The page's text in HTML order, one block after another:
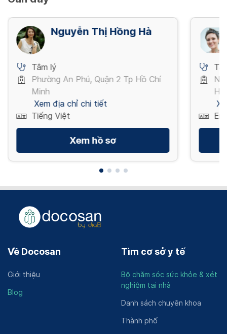
Nguyễn Thị Hồng Hà
Tâm lý
Phường An Phú, Quận 2 Tp Hồ Chí
Minh
Xem địa chỉ chi tiết
Tiếng Việt
Xem hồ sơ
Về Docosan
Giới thiệu
Blog
Tìm cơ sở y tế
Bộ chăm sóc sức khỏe & xét
nghiệm tại nhà
Danh sách chuyên khoa
Thành phố